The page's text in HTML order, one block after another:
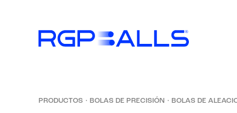
PRODUCTOS · BOLAS DE PRECISIÓN · BOLAS DE